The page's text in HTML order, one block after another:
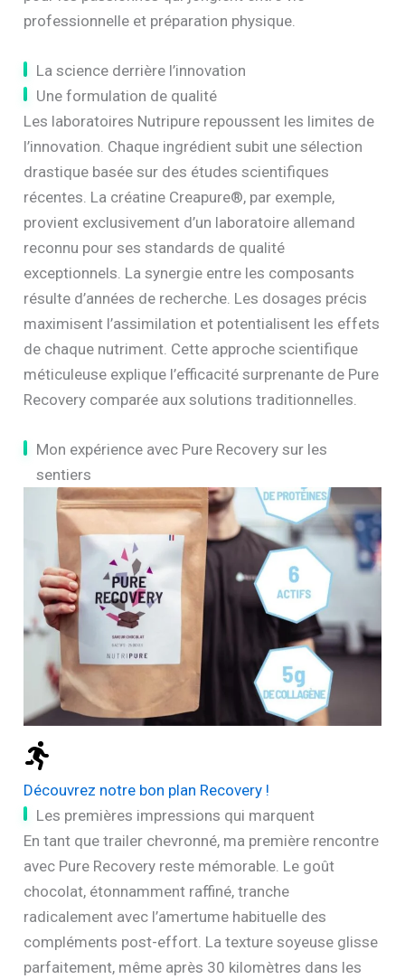
professionnelle et préparation physique.
La science derrière l’innovation
Une formulation de qualité
Les laboratoires Nutripure repoussent les limites de
l’innovation. Chaque ingrédient subit une sélection
drastique basée sur des études scientifiques
récentes. La créatine Creapure®, par exemple,
provient exclusivement d’un laboratoire allemand
reconnu pour ses standards de qualité
exceptionnels. La synergie entre les composants
résulte d’années de recherche. Les dosages précis
maximisent l’assimilation et potentialisent les effets
de chaque nutriment. Cette approche scientifique
méticuleuse explique l’efficacité surprenante de Pure
Recovery comparée aux solutions traditionnelles.
Mon expérience avec Pure Recovery sur les
sentiers
Découvrez notre bon plan Recovery !
Les premières impressions qui marquent
En tant que trailer chevronné, ma première rencontre
avec Pure Recovery reste mémorable. Le goût
chocolat, étonnamment raffiné, tranche
radicalement avec l’amertume habituelle des
compléments post-effort. La texture soyeuse glisse
parfaitement, même après 30 kilomètres dans les